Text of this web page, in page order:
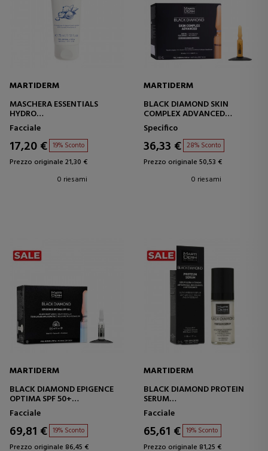
MARTIDERM
MASCHERA ESSENTIALS
HYDRO
MASCHERA VISO IDRATANTE E
RASSODANTE
Facciale
17,20 € 19% Sconto
Prezzo originale 21,30 €
0 riesami
MARTIDERM
BLACK DIAMOND SKIN
COMPLEX ADVANCED
TRATTAMENTO ANTI-
INVECCHIAMENTO -
ANTIOSSIDANTE
Specifico
36,33 € 28% Sconto
Prezzo originale 50,53 €
0 riesami
MARTIDERM
BLACK DIAMOND EPIGENCE
OPTIMA SPF 50+
TRATTAMENTO PROTETTIVO
PER IL VISO
Facciale
69,81 € 19% Sconto
Prezzo originale 86,45 €
MARTIDERM
BLACK DIAMOND PROTEIN
SERUM
SIERO ULTRA INTENSIVO
Facciale
65,61 € 19% Sconto
Prezzo originale 81,25 €